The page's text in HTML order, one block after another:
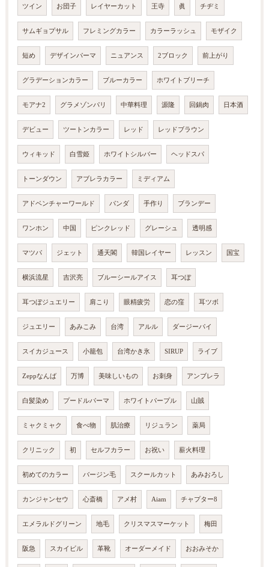
ツイン お団子 レイヤーカット 王寺 眞 チヂミ
サムギョプサル フレミングカラー カラーラッシュ モザイク
短め デザインパーマ ニュアンス 2ブロック 前上がり
グラデーションカラー ブルーカラー ホワイトブリーチ
モアナ2 グラメゾンパリ 中華料理 源隆 回鍋肉 日本酒
デビュー ツートンカラー レッド レッドブラウン
ウィキッド 白雪姫 ホワイトシルバー ヘッドスパ
トーンダウン アブレラカラー ミディアム
アドベンチャーワールド パンダ 手作り ブランデー
ワンホン 中国 ピンクレッド グレーシュ 透明感
マツパ ジェット 通天閣 韓国レイヤー レッスン 国宝
横浜流星 吉沢亮 ブルーシールアイス 耳つぼ
耳つぼジュエリー 肩こり 眼精疲労 恋の窪 耳ツボ
ジュエリー あみこみ 台湾 アルル ダージーパイ
スイカジュース 小籠包 台湾かき氷 SIRUP ライブ
Zeppなんば 万博 美味しいもの お刺身 アンブレラ
白髪染め プードルパーマ ホワイトパープル 山賊
ミャクミャク 食べ物 肌治療 リジュラン 薬局
クリニック 初 セルフカラー お祝い 薪火料理
初めてのカラー バージン毛 スクールカット あみおろし
カンジャンセウ 心斎橋 アメ村 Aiam チャプター8
エメラルドグリーン 地毛 クリスマスマーケット 梅田
阪急 スカイビル 革靴 オーダーメイド おおみそか